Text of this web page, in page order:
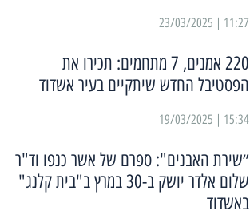
11:27 | 23/03/2025
220 אמנים, 7 מתחמים: תכירו את
הפסטיבל החדש שיתקיים בעיר אשדוד
15:34 | 19/03/2025
״שירת האבנים": ספרם של אשר כנפו וד"ר
שלום אלדר יושק ב-30 במרץ ב"בית קלנג"
באשדוד